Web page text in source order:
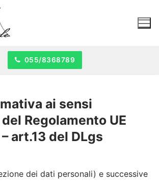
055/8368789
ai sensi
del Regolamento UE
art.13 del DLgs
dei dati personali) e successive